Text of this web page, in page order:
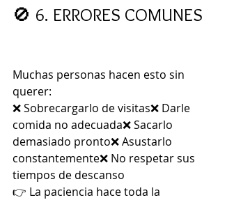
🚫 6. ERRORES COMUNES
Muchas personas hacen esto sin
querer:
❌ Sobrecargarlo de visitas❌ Darle
comida no adecuada❌ Sacarlo
demasiado pronto❌ Asustarlo
constantemente❌ No respetar sus
tiempos de descanso
👉 La paciencia hace toda la